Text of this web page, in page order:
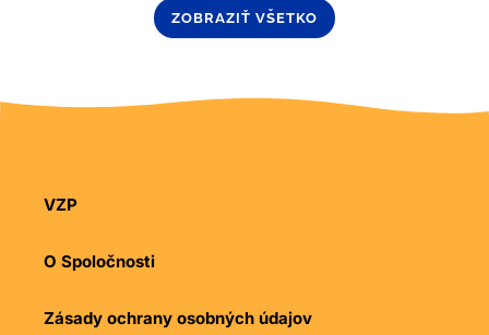
ZOBRAZIŤ VŠETKO
VZP
O Spoločnosti
Zásady ochrany osobných údajov